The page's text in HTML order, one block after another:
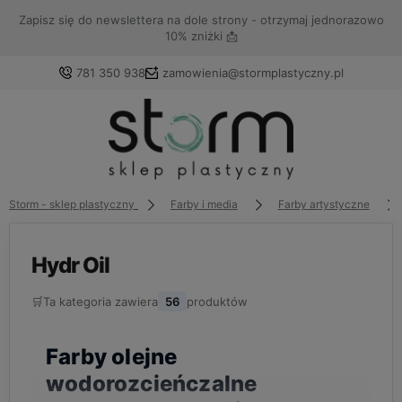
Zapisz się do newslettera na dole strony - otrzymaj jednorazowo
10% zniżki 📩
781 350 938 zamowienia@stormplastyczny.pl
Zaloguj się
Wybierz coś dla siebie z naszej aktualnej oferty lub
Storm - sklep plastyczny Farby i media Farby artystyczne
Hydr Oil
🛒Ta kategoria zawiera 56 produktów
Farby olejne
wodorozcieńczalne